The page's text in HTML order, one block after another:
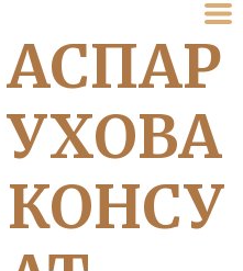
АСПАР
УХОВА
КОНСУ